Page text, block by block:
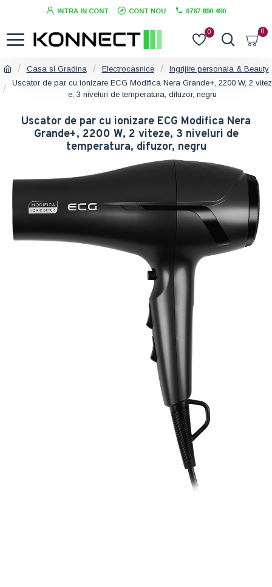
INTRA IN CONT CONT NOU 0767 890 490
0 0
Casa si Gradina Electrocasnice
Ingrijire personala & Beauty
Uscator de par cu ionizare ECG Modifica Nera Grande+, 2200 W, 2 vitez
e, 3 niveluri de temperatura, difuzor, negru
Uscator de par cu ionizare ECG Modifica Nera
Grande+, 2200 W, 2 viteze, 3 niveluri de
temperatura, difuzor, negru